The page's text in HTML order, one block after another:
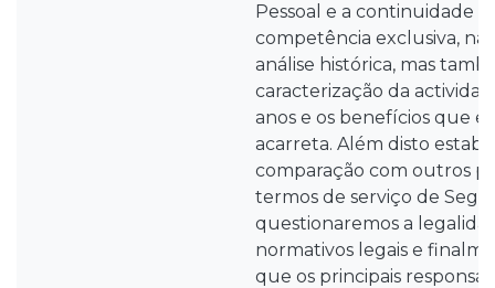
Pessoal e a continuidade
competência exclusiva,
análise histórica, mas
caracterização da
anos e os benefícios que
acarreta. Além disto
comparação com outros
termos de serviço de
questionaremos a
normativos legais e
que os principais